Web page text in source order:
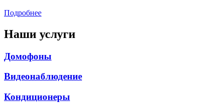
Подробнее
Наши услуги
Домофоны
Видеонаблюдение
Кондиционеры